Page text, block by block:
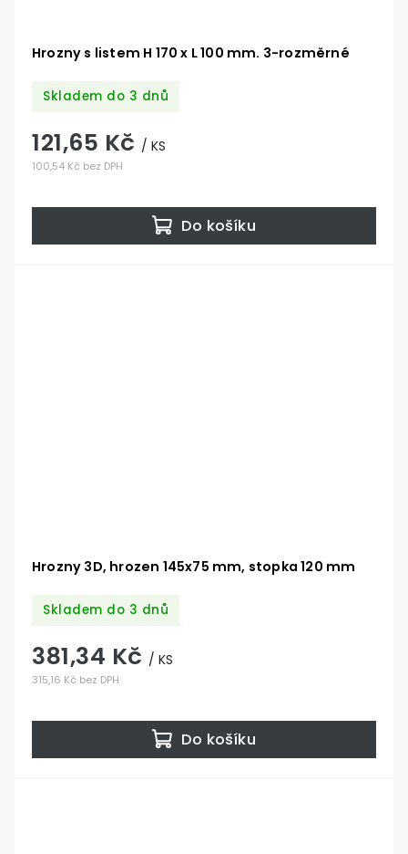
Hrozny s listem H 170 x L 100 mm. 3-rozměrné
Skladem do 3 dnů
100,54 Kč bez DPH
121,65 Kč / KS
Do košíku
Hrozny 3D, hrozen 145x75 mm, stopka 120 mm
Skladem do 3 dnů
315,16 Kč bez DPH
381,34 Kč / KS
Do košíku